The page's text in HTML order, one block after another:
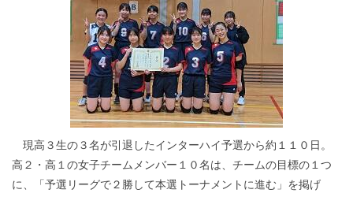
現高３生の３名が引退したインターハイ予選から約１１０日。
高２・高１の女子チームメンバー１０名は、チームの目標の１つ
に、「予選リーグで２勝して本選トーナメントに進む」を掲げ